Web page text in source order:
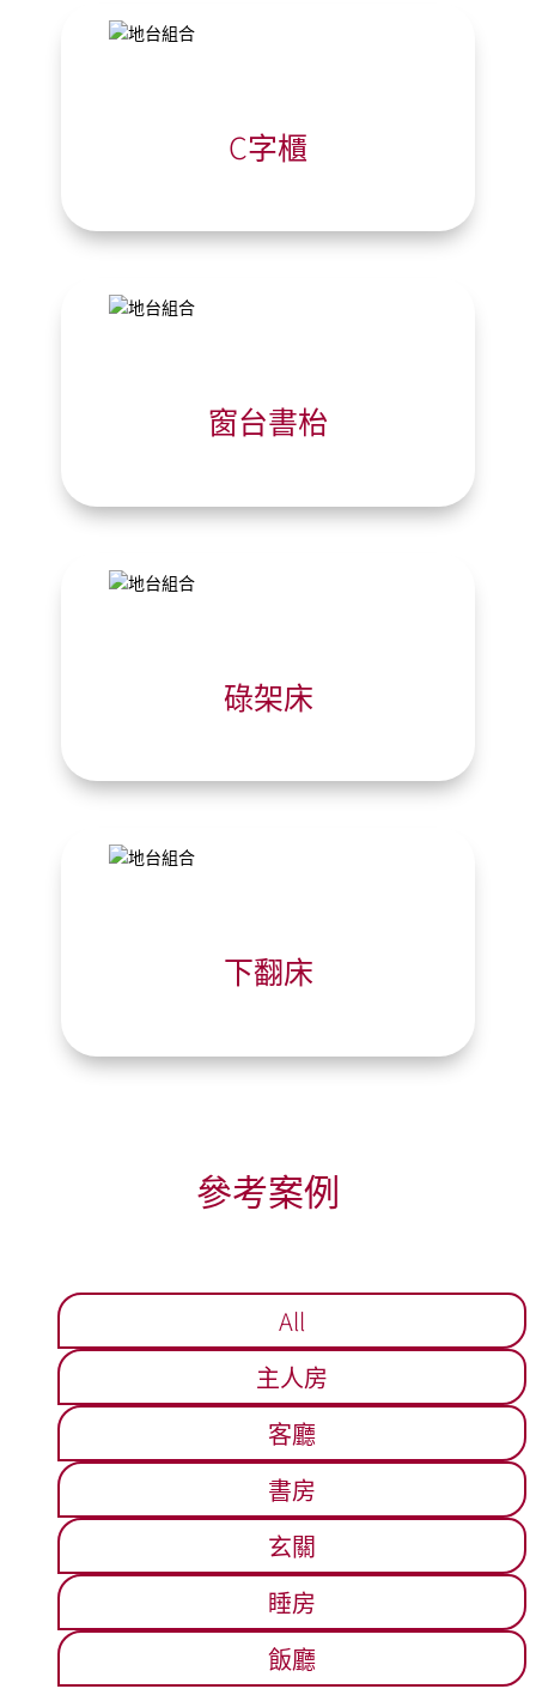
C字櫃
窗台書枱
碌架床
下翻床
參考案例
All
主人房
客廳
書房
玄關
睡房
飯廳